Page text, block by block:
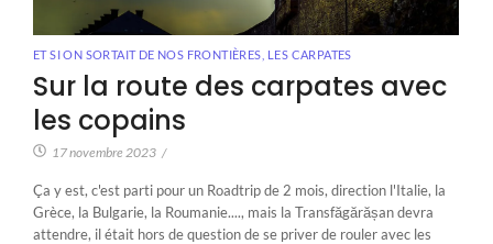
ET SI ON SORTAIT DE NOS FRONTIÈRES LES CARPATES
Sur la route des carpates avec
les copains
17 novembre 2023 /
Ça y est, c'est parti pour un Roadtrip de 2 mois, direction l'Italie, la
Grèce, la Bulgarie, la Roumanie...., mais la Transfăgărășan devra
attendre, il était hors de question de se priver de rouler avec les